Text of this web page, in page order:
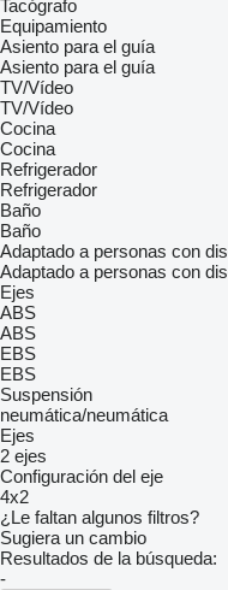
Tacógrafo
Equipamiento
Asiento para el guía
Asiento para el guía
TV/Vídeo
TV/Vídeo
Cocina
Cocina
Refrigerador
Refrigerador
Baño
Baño
Adaptado a personas con
Adaptado a personas con
Ejes
ABS
ABS
EBS
EBS
Suspensión
neumática/neumática
Ejes
2 ejes
Configuración del eje
4x2
¿Le faltan algunos filtros?
Sugiera un cambio
Resultados de la búsqueda:
-